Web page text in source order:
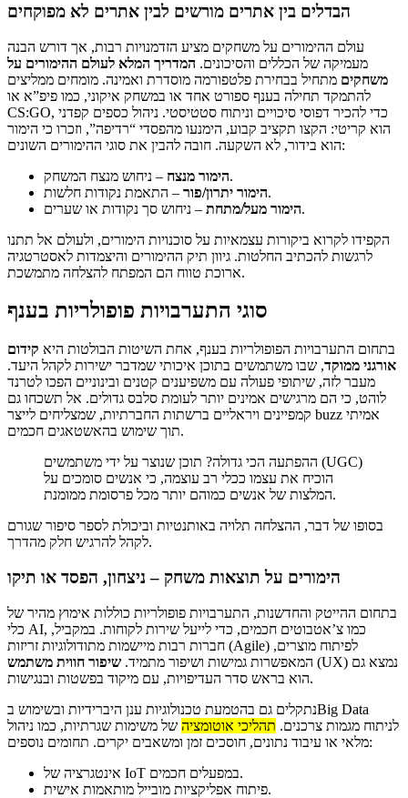
הבדלים בין אתרים מורשים לבין אתרים לא מפוקחים
עולם ההימורים על משחקים מציע הזדמנויות רבות, אך דורש הבנה
מעמיקה של הכללים והסיכונים. המדריך המלא לעולם ההימורים על
משחקים מתחיל בבחירת פלטפורמה מוסדרת ואמינה. מומחים ממליצים
להתמקד תחילה בענף ספורט אחד או במשחק איקוני, כמו פיפ”א או
CS:GO, כדי להכיר דפוסי סיכויים וניתוח סטטיסטי. ניהול כספים קפדני
הוא קריטי: הקצו תקציב קבוע, הימנעו מהפסדי “רדיפה”, וזכרו כי הימור
הוא בידור, לא השקעה. חובה להבין את סוגי ההימורים השונים:
הימור מנצח– ניחוש מנצח המשחק.
הימור יתרון/פור– התאמת נקודות חלשות.
הימור מעל/מתחת– ניחוש סך נקודות או שערים.
הקפידו לקרוא ביקורות עצמאיות על סוכנויות הימורים, ולעולם אל תתנו
לרגשות להכתיב החלטות. גיוון תיק ההימורים והיצמדות לאסטרטגיה
ארוכת טווח הם המפתח להצלחה מתמשכת.
סוגי התערבויות פופולריות בענף
בתחום התערבויות הפופולריות בענף, אחת השיטות הבולטות היא קידום
אורגני ממוקד, שבו משתמשים בתוכן איכותי שמדבר ישירות לקהל היעד.
מעבר לזה, שיתופי פעולה עם משפיענים קטנים ובינוניים הפכו לטרנד
לוהט, כי הם מרגישים אמינים יותר לעומת סלבס גדולים. אל תשכחו גם
קמפיינים ויראליים ברשתות החברתיות, שמצליחים לייצר buzz אמיתי
תוך שימוש בהאשטאגים חכמים.
ההפתעה הכי גדולה? תוכן שנוצר על ידי משתמשים (UGC)
הוכיח את עצמו ככלי רב עוצמה, כי אנשים סומכים על
המלצות של אנשים כמוהם יותר מכל פרסומת ממומנת.
בסופו של דבר, ההצלחה תלויה באותנטיות וביכולת לספר סיפור שגורם
לקהל להרגיש חלק מהדרך.
הימורים על תוצאות משחק – ניצחון, הפסד או תיקו
בתחום ההייטק והחדשנות, התערבויות פופולריות כוללות אימוץ מהיר של
כלי AI, כמו צ’אטבוטים חכמים, כדי לייעל שירות לקוחות. במקביל,
חברות רבות מיישמות מתודולוגיות זריזות (Agile) לפיתוח מוצרים,
המאפשרות גמישות ושיפור מתמיד. שיפור חווית משתמש
(UX) נמצא גם
הוא בראש סדר העדיפויות, עם מיקוד בפשטות ובנגישות.
נתקלים גם בהטמעת טכנולוגיות ענן היברידיות ובשימוש בBig Data
לניתוח מגמות צרכנים. תהליכי אוטומציה של משימות שגרתיות, כמו ניהול
מלאי או עיבוד נתונים, חוסכים זמן ומשאבים יקרים. תחומים נוספים:
אינטגרציה של IoT במפעלים חכמים.
פיתוח אפליקציות מובייל מותאמות אישית.